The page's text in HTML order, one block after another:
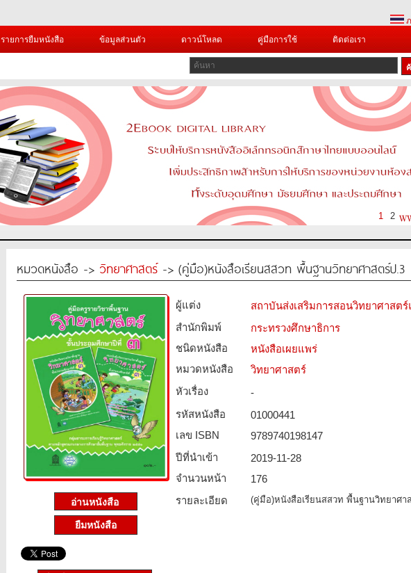
รายการยืมหนังสือ ข้อมูลส่วนตัว ดาวน์โหลด คู่มือการใช้ ติดต่อเรา
1 2
หมวดหนังสือ -> วิทยาศาสตร์-> (คู่มือ)หนังสือเรียนสสวท พื้นฐานวิทยาศาสตร์ป.3
ยืมหนังสือ
ผู้แต่ง
สถาบันส่งเสริมการสอนวิทยาศาสต
สำนักพิมพ์
กระทรวงศึกษาธิการ
ชนิดหนังสือ­
หนังสือเผยแพร่
หมวดหนังสือ­
วิทยาศาสตร์
หัวเรื่อง
-
รหัสหนังสือ­
01000441
เลข ISBN
9789740198147
ปีที่นำเข้า
2019-11-28
จำนวนหน้า
176
รายละเอียด
(คู่มือ)หนังสือเรียนสสวท พื้นฐานวิทยาศา